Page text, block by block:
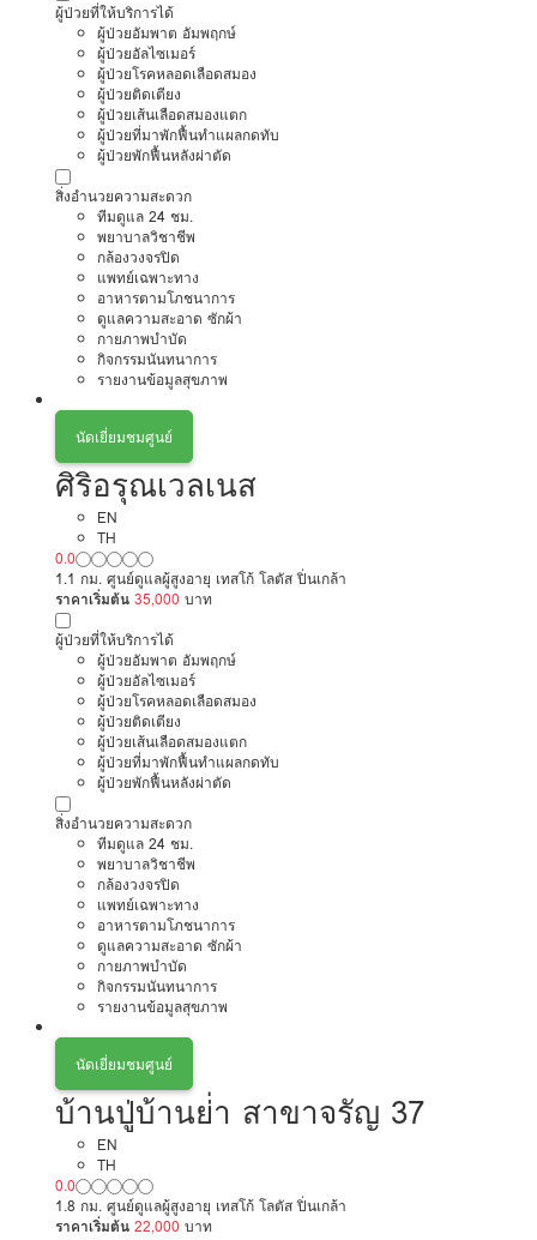
ผู้ป่วยที่ให้บริการได้
ผู้ป่วยอัมพาต อัมพฤกษ์
ผู้ป่วยอัลไซเมอร์
ผู้ป่วยโรคหลอดเลือดสมอง
ผู้ป่วยติดเตียง
ผู้ป่วยเส้นเลือดสมองแตก
ผู้ป่วยที่มาพักฟื้นทำแผลกดทับ
ผู้ป่วยพักฟื้นหลังผ่าตัด
สิ่งอำนวยความสะดวก
ทีมดูแล 24 ชม.
พยาบาลวิชาชีพ
กล้องวงจรปิด
แพทย์เฉพาะทาง
อาหารตามโภชนาการ
ดูแลความสะอาด ซักผ้า
กายภาพบำบัด
กิจกรรมนันทนาการ
รายงานข้อมูลสุขภาพ
นัดเยี่ยมชมศูนย์
ศิริอรุณเวลเนส
EN
TH
0.0
1.1 กม. ศูนย์ดูแลผู้สูงอายุ เทสโก้ โลตัส ปิ่นเกล้า
ราคาเริ่มต้น 35,000 บาท
ผู้ป่วยที่ให้บริการได้
ผู้ป่วยอัมพาต อัมพฤกษ์
ผู้ป่วยอัลไซเมอร์
ผู้ป่วยโรคหลอดเลือดสมอง
ผู้ป่วยติดเตียง
ผู้ป่วยเส้นเลือดสมองแตก
ผู้ป่วยที่มาพักฟื้นทำแผลกดทับ
ผู้ป่วยพักฟื้นหลังผ่าตัด
สิ่งอำนวยความสะดวก
ทีมดูแล 24 ชม.
พยาบาลวิชาชีพ
กล้องวงจรปิด
แพทย์เฉพาะทาง
อาหารตามโภชนาการ
ดูแลความสะอาด ซักผ้า
กายภาพบำบัด
กิจกรรมนันทนาการ
รายงานข้อมูลสุขภาพ
นัดเยี่ยมชมศูนย์
บ้านปู่บ้านย่่า สาขาจรัญ 37
EN
TH
0.0
1.8 กม. ศูนย์ดูแลผู้สูงอายุ เทสโก้ โลตัส ปิ่นเกล้า
ราคาเริ่มต้น 22,000 บาท